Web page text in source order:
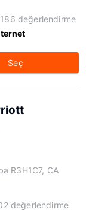
değerlendirme
Seç
R3H1C7, CA
değerlendirme